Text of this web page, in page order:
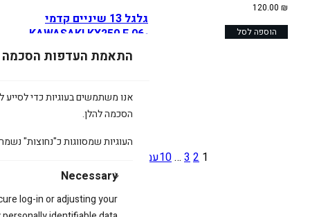
התאמת העדפות הסכמה
אנו משתמשים בעוגיות כדי לסייע
הסכמה להלן.
העוגיות שמסווגות כ"נחוצות"
Necessary
log-in or adjusting your
120.00 ₪
הוספה לסל
גלגל 13 שיניים קדמי
KAWASAKI KX250 F 06-
הוספה לסל
1
2
3
…
10עמוד הבא